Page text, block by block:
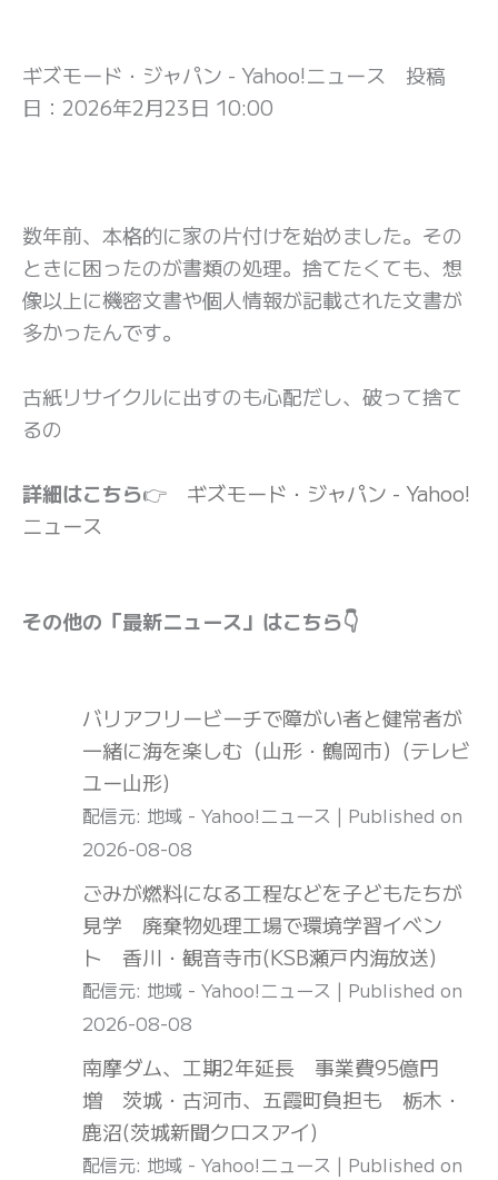
ギズモード・ジャパン - Yahoo!ニュース 投稿
日： 2026年2月23日 10:00
数年前、本格的に家の片付けを始めました。その
ときに困ったのが書類の処理。捨てたくても、想
像以上に機密文書や個人情報が記載された文書が
多かったんです。
古紙リサイクルに出すのも心配だし、破って捨て
るの
詳細はこちら👉 ギズモード・ジャパン - Yahoo!
ニュース
その他の「最新ニュース」はこちら👇
バリアフリービーチで障がい者と健常者が
一緒に海を楽しむ（山形・鶴岡市）(テレビ
ユー山形)
配信元: 地域 - Yahoo!ニュース
Published on
2026-08-08
ごみが燃料になる工程などを子どもたちが
見学 廃棄物処理工場で環境学習イベン
ト 香川・観音寺市(KSB瀬戸内海放送)
配信元: 地域 - Yahoo!ニュース
Published on
2026-08-08
南摩ダム、工期2年延長 事業費95億円
増 茨城・古河市、五霞町負担も 栃木・
鹿沼(茨城新聞クロスアイ)
配信元: 地域 - Yahoo!ニュース
Published on